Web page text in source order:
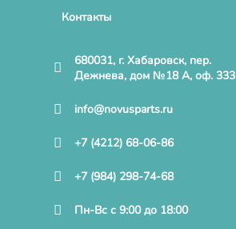
Контакты
680031, г. Хабаровск, пер.
Дежнева, дом №18 А, оф. 333
info@novusparts.ru
+7 (4212) 68-06-86
+7 (984) 298-74-68
Пн-Вс с 9:00 до 18:00